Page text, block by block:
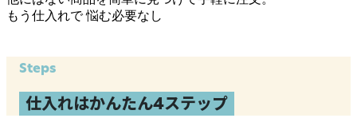
もう仕入れで悩む必要なし
Steps
仕入れはかんたん4ステップ